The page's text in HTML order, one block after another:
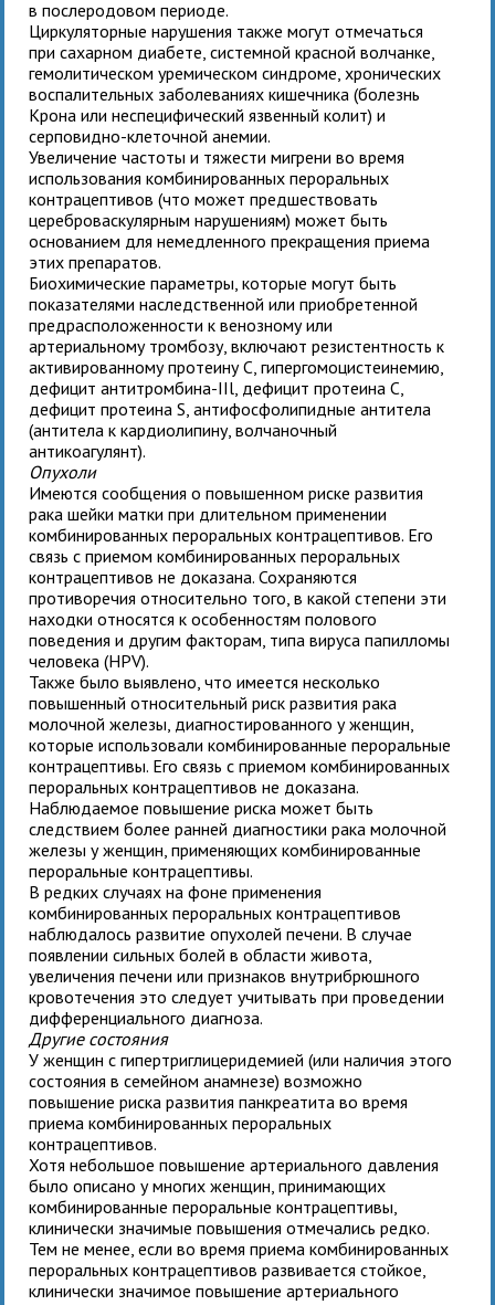
в послеродовом периоде.
Циркуляторные нарушения также могут отмечаться
при сахарном диабете, системной красной волчанке,
гемолитическом уремическом синдроме, хронических
воспалительных заболеваниях кишечника (болезнь
Крона или неспецифический язвенный колит) и
серповидно-клеточной анемии.
Увеличение частоты и тяжести мигрени во время
использования комбинированных пероральных
контрацептивов (что может предшествовать
цереброваскулярным нарушениям) может быть
основанием для немедленного прекращения приема
этих препаратов.
Биохимические параметры, которые могут быть
показателями наследственной или приобретенной
предрасположенности к венозному или
артериальному тромбозу, включают резистентность к
активированному протеину С, гипергомоцистеинемию,
дефицит антитромбина-IIl, дефицит протеина С,
дефицит протеина S, антифосфолипидные антитела
(антитела к кардиолипину, волчаночный
антикоагулянт).
Опухоли
Имеются сообщения о повышенном риске развития
рака шейки матки при длительном применении
комбинированных пероральных контрацептивов. Его
связь с приемом комбинированных пероральных
контрацептивов не доказана. Сохраняются
противоречия относительно того, в какой степени эти
находки относятся к особенностям полового
поведения и другим факторам, типа вируса папилломы
человека (HPV).
Также было выявлено, что имеется несколько
повышенный относительный риск развития рака
молочной железы, диагностированного у женщин,
которые использовали комбинированные пероральные
контрацептивы. Его связь с приемом комбинированных
пероральных контрацептивов не доказана.
Наблюдаемое повышение риска может быть
следствием более ранней диагностики рака молочной
железы у женщин, применяющих комбинированные
пероральные контрацептивы.
В редких случаях на фоне применения
комбинированных пероральных контрацептивов
наблюдалось развитие опухолей печени. В случае
появлении сильных болей в области живота,
увеличения печени или признаков внутрибрюшного
кровотечения это следует учитывать при проведении
дифференциального диагноза.
Другие состояния
У женщин с гипертриглицеридемией (или наличия этого
состояния в семейном анамнезе) возможно
повышение риска развития панкреатита во время
приема комбинированных пероральных
контрацептивов.
Хотя небольшое повышение артериального давления
было описано у многих женщин, принимающих
комбинированные пероральные контрацептивы,
клинически значимые повышения отмечались редко.
Тем не менее, если во время приема комбинированных
пероральных контрацептивов развивается стойкое,
клинически значимое повышение артериального